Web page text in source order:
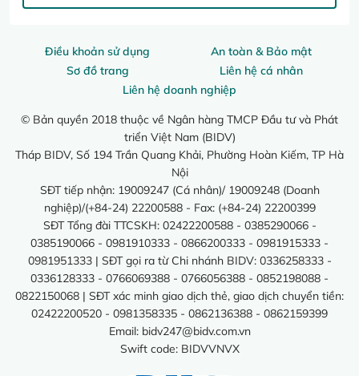
Điều khoản sử dụng
An toàn & Bảo mật
Sơ đồ trang
Liên hệ cá nhân
Liên hệ doanh nghiệp
© Bản quyền 2018 thuộc về Ngân hàng TMCP Đầu tư và Phát
triển Việt Nam (BIDV)
Tháp BIDV, Số 194 Trần Quang Khải, Phường Hoàn Kiếm, TP Hà
Nội
SĐT tiếp nhận: 19009247 (Cá nhân)/ 19009248 (Doanh
nghiệp)/(+84-24) 22200588 - Fax: (+84-24) 22200399
SĐT Tổng đài TTCSKH: 02422200588 - 0385290066 -
0385190066 - 0981910333 - 0866200333 - 0981915333 -
0981951333 | SĐT gọi ra từ Chi nhánh BIDV: 0336258333 -
0336128333 - 0766069388 - 0766056388 - 0852198088 -
0822150068 | SĐT xác minh giao dịch thẻ, giao dịch chuyển tiền:
02422200520 - 0981358335 - 0862136388 - 0862159399
Email: bidv247@bidv.com.vn
Swift code: BIDVVNVX